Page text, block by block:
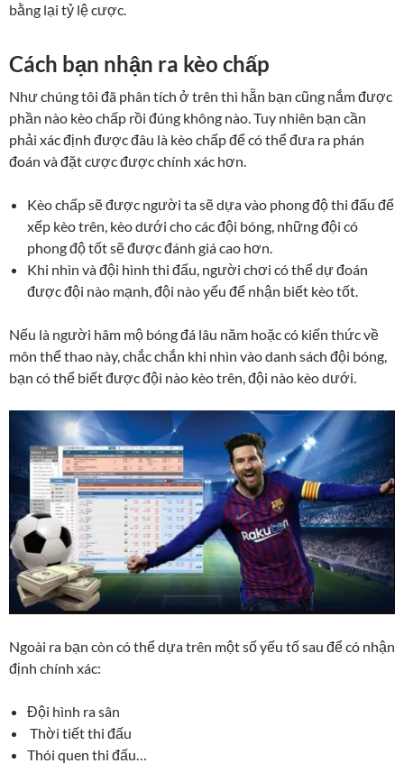
bằng lại tỷ lệ cược.
Cách bạn nhận ra kèo chấp
Như chúng tôi đã phân tích ở trên thì hẵn bạn cũng nắm được
phần nào kèo chấp rồi đúng không nào. Tuy nhiên bạn cần
phải xác định được đâu là kèo chấp để có thể đưa ra phán
đoán và đặt cược được chính xác hơn.
Kèo chấp sẽ được người ta sẽ dựa vào phong độ thi đấu để
xếp kèo trên, kèo dưới cho các đội bóng, những đội có
phong độ tốt sẽ được đánh giá cao hơn.
Khi nhìn và đội hình thi đấu, người chơi có thể dự đoán
được đội nào mạnh, đội nào yếu để nhận biết kèo tốt.
Nếu là người hâm mộ bóng đá lâu năm hoặc có kiến thức về
môn thể thao này, chắc chắn khi nhìn vào danh sách đội bóng,
bạn có thể biết được đội nào kèo trên, đội nào kèo dưới.
Ngoài ra bạn còn có thể dựa trên một số yếu tố sau để có nhận
định chính xác:
Đội hình ra sân
Thời tiết thi đấu
Thói quen thi đấu…